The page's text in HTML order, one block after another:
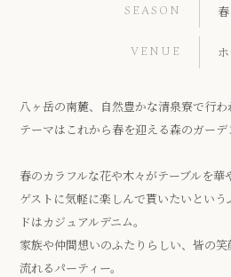
SEASON 春
VENUE
八ヶ岳の南麓、自然豊かな清泉寮で行わ
テーマはこれから春を迎える森のガーデ
春のカラフルな花や木々がテーブルを華
ゲストに気軽に楽しんで貰いたいとい
ドはカジュアルデニム。
家族や仲間想いのふたりらしい、皆の
流れるパーティー。